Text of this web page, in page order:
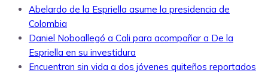
Abelardo de la Espriella asume la presidencia de
Colombia
Daniel Noboallegó a Cali para acompañar a De la
Espriella en su investidura
Encuentran sin vida a dos jóvenes quiteños reportados